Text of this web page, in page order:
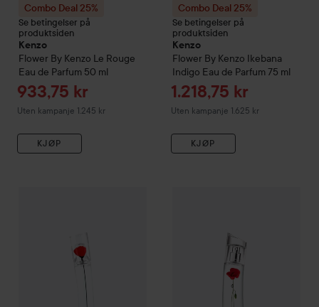
Combo Deal 25%
Se betingelser på
produktsiden
Kenzo
Flower By Kenzo Le Rouge
Eau de Parfum 50 ml
Tilbudspris
933,75 kr
Uten kampanje 1.245 kr
KJØP
Combo Deal 25%
Se betingelser på
produktsiden
Kenzo
Flower By Kenzo Ikebana
Indigo Eau de Parfum75 ml
Tilbudspris
1.218,75 kr
Uten kampanje 1.625 kr
KJØP